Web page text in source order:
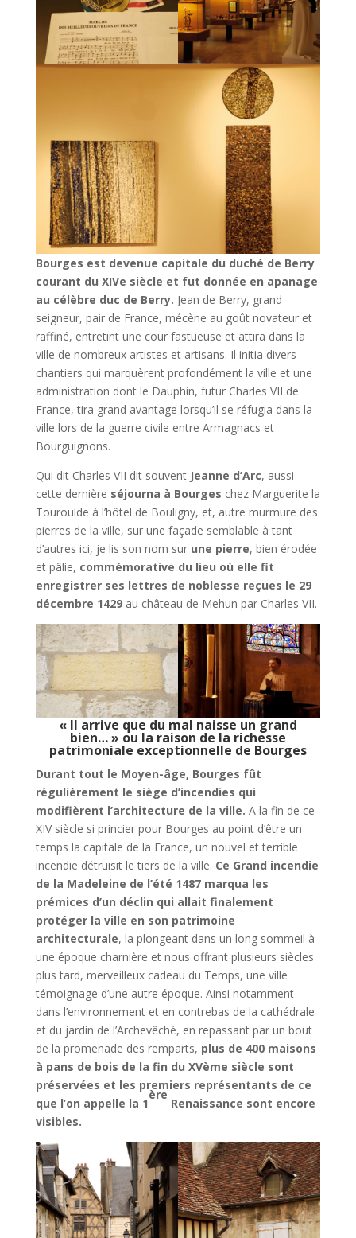
Bourges est devenue capitale du duché de Berry
courant du XIVe siècle et fut donnée en apanage
au célèbre duc de Berry. Jean de Berry, grand
seigneur, pair de France, mécène au goût novateur et
raffiné, entretint une cour fastueuse et attira dans la
ville de nombreux artistes et artisans. Il initia divers
chantiers qui marquèrent profondément la ville et une
administration dont le Dauphin, futur Charles VII de
France, tira grand avantage lorsqu’il se réfugia dans la
ville lors de la guerre civile entre Armagnacs et
Bourguignons.
Qui dit Charles VII dit souvent Jeanne d’Arc, aussi
cette dernière séjourna à Bourges chez Marguerite la
Touroulde à l’hôtel de Bouligny, et, autre murmure des
pierres de la ville, sur une façade semblable à tant
d’autres ici, je lis son nom surune pierre, bien érodée
et pâlie, commémorative du lieu où elle fit
enregistrer ses lettres de noblesse reçues le 29
décembre 1429au château de Mehun par Charles VII.
« Il arrive que du mal naisse un grand
bien… » ou la raison de la richesse
patrimoniale exceptionnelle de Bourges
Durant tout le Moyen-âge, Bourges fût
régulièrement le siège d’incendies qui
modifièrent l’architecture de la ville. A la fin de ce
XIV siècle si princier pour Bourges au point d’être un
temps la capitale de la France, un nouvel et terrible
incendie détruisit le tiers de la ville. Ce Grand incendie
de la Madeleine de l’été 1487 marqua les
prémices d’un déclin qui allait finalement
protéger la ville en son patrimoine
architecturale, la plongeant dans un long sommeil à
une époque charnière et nous offrant plusieurs siècles
plus tard, merveilleux cadeau du Temps, une ville
témoignage d’une autre époque. Ainsi notamment
dans l’environnement et en contrebas de la cathédrale
et du jardin de l’Archevêché, en repassant par un bout
de la promenade des remparts, plus de 400 maisons
à pans de bois de la fin du XVème siècle sont
préservées et les premiers représentants de ce
que l’on appelle la 1
ère
Renaissance sont encore
visibles.